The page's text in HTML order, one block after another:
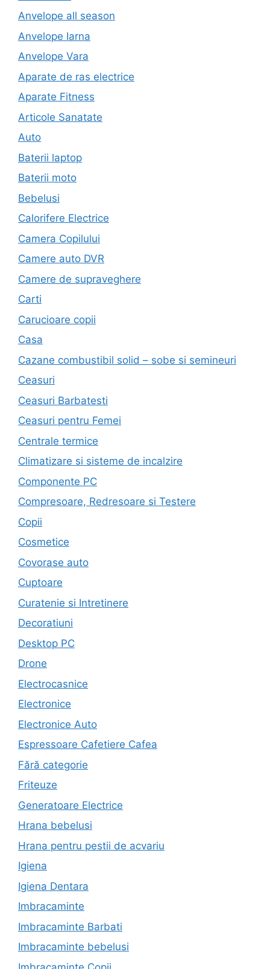
Anvelope all season
Anvelope Iarna
Anvelope Vara
Aparate de ras electrice
Aparate Fitness
Articole Sanatate
Auto
Baterii laptop
Baterii moto
Bebelusi
Calorifere Electrice
Camera Copilului
Camere auto DVR
Camere de supraveghere
Carti
Carucioare copii
Casa
Cazane combustibil solid – sobe si semineuri
Ceasuri
Ceasuri Barbatesti
Ceasuri pentru Femei
Centrale termice
Climatizare si sisteme de incalzire
Componente PC
Compresoare, Redresoare si Testere
Copii
Cosmetice
Covorase auto
Cuptoare
Curatenie si Intretinere
Decoratiuni
Desktop PC
Drone
Electrocasnice
Electronice
Electronice Auto
Espressoare Cafetiere Cafea
Fără categorie
Friteuze
Generatoare Electrice
Hrana bebelusi
Hrana pentru pestii de acvariu
Igiena
Igiena Dentara
Imbracaminte
Imbracaminte Barbati
Imbracaminte bebelusi